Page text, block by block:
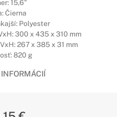
15,6"
Čierna
Polyester
300 x 435 x 310 mm
267 x 385 x 31 mm
820 g